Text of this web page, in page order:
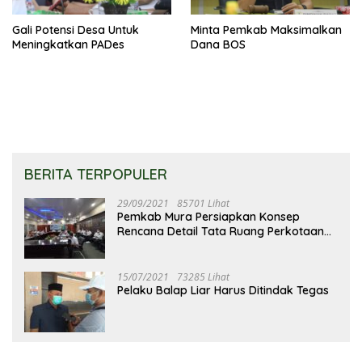
Gali Potensi Desa Untuk
Meningkatkan PADes
Minta Pemkab Maksimalkan
Dana BOS
BERITA TERPOPULER
29/09/2021 85701 Lihat
Pemkab Mura Persiapkan Konsep
Rencana Detail Tata Ruang Perkotaan
15/07/2021 73285 Lihat
Pelaku Balap Liar Harus Ditindak Tegas